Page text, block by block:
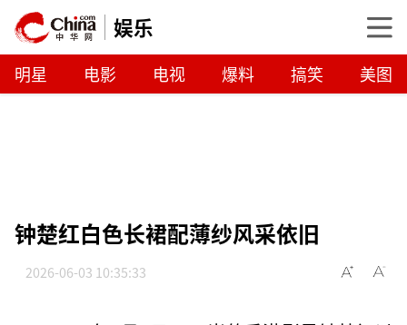
娱乐
明星 电影 电视 爆料 搞笑 美图
钟楚红白色长裙配薄纱风采依旧
2026-06-03 10:35:33